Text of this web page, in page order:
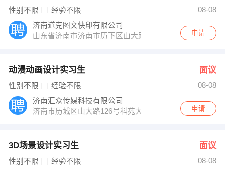
性别不限 经验不限
08-08
济南道克图文快印有限公司
山东省济南市济南市历下区山大路166号
申请
动漫动画设计实习生 面议
性别不限 经验不限
08-08
济南汇众传媒科技有限公司
济南市历城区山大路126号科苑大厦15楼
申请
3D场景设计实习生 面议
性别不限 经验不限
08-08